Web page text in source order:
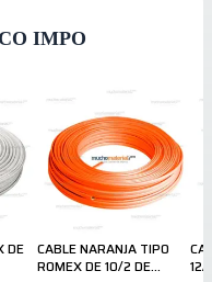
IMPO
DE
CABLE NARANJA TIPO
ROMEX DE 10/2 DE